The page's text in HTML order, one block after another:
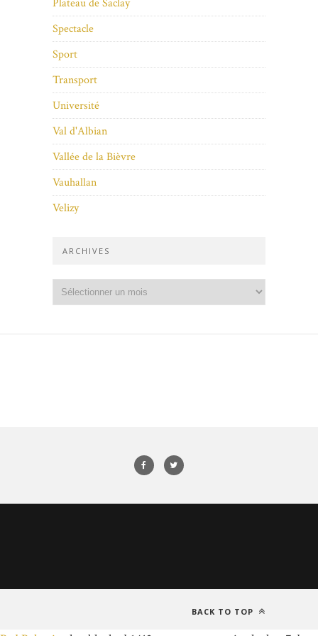
Plateau de Saclay
Spectacle
Sport
Transport
Université
Val d'Albian
Vallée de la Bièvre
Vauhallan
Velizy
ARCHIVES
BACK TO TOP